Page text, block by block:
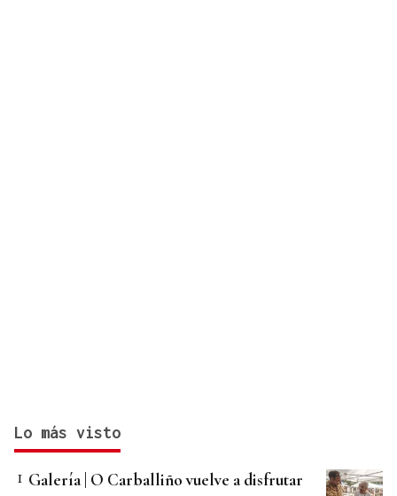
Lo más visto
Galería | O Carballiño vuelve a disfrutar